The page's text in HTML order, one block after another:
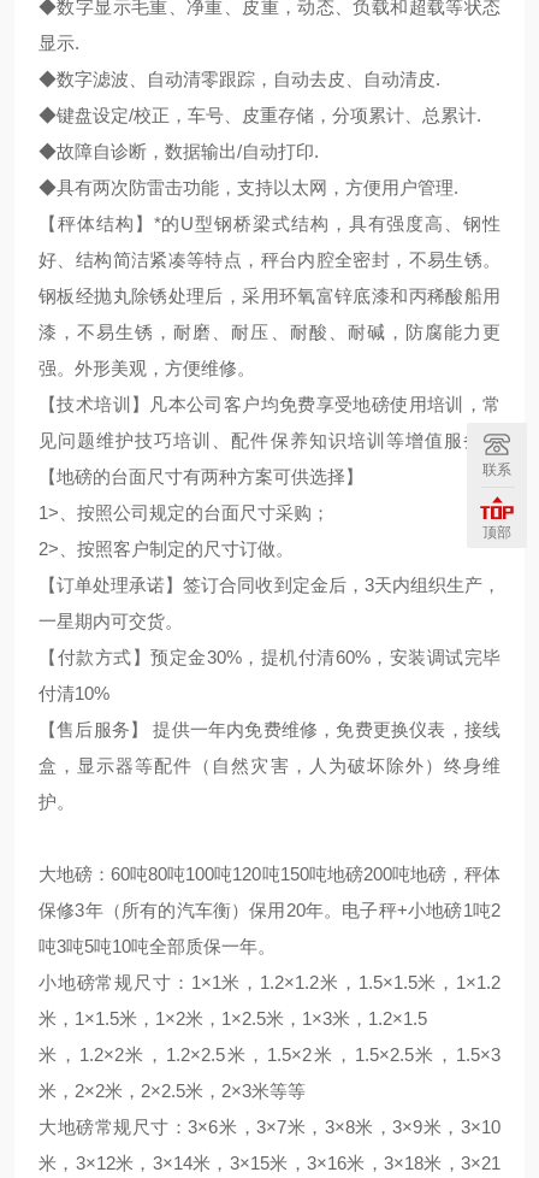
◆数字显示毛重、净重、皮重，动态、负载和超载等状态
显示.
◆数字滤波、自动清零跟踪，自动去皮、自动清皮.
◆键盘设定/校正，车号、皮重存储，分项累计、总累计.
◆故障自诊断，数据输出/自动打印.
◆具有两次防雷击功能，支持以太网，方便用户管理.
【秤体结构】*的U型钢桥梁式结构，具有强度高、钢性
好、结构简洁紧凑等特点，秤台内腔全密封，不易生锈。
钢板经抛丸除锈处理后，采用环氧富锌底漆和丙稀酸船用
漆，不易生锈，耐磨、耐压、耐酸、耐碱，防腐能力更
强。外形美观，方便维修。
【技术培训】凡本公司客户均免费享受地磅使用培训，常
见问题维护技巧培训、配件保养知识培训等增值服务。
【地磅的台面尺寸有两种方案可供选择】
1>、按照公司规定的台面尺寸采购；
2>、按照客户制定的尺寸订做。
【订单处理承诺】签订合同收到定金后，3天内组织生产，
一星期内可交货。
【付款方式】预定金30%，提机付清60%，安装调试完毕
付清10%
【售后服务】 提供一年内免费维修，免费更换仪表，接线
盒，显示器等配件（自然灾害，人为破坏除外）终身维
护。
大地磅：60吨80吨100吨120吨150吨地磅200吨地磅，秤体
保修3年（所有的汽车衡）保用20年。电子秤+小地磅1吨2
吨3吨5吨10吨全部质保一年。
小地磅常规尺寸：1×1米，1.2×1.2米，1.5×1.5米，1×1.2
米，1×1.5米，1×2米，1×2.5米，1×3米，1.2×1.5
米，1.2×2米，1.2×2.5米，1.5×2米，1.5×2.5米，1.5×3
米，2×2米，2×2.5米，2×3米等等
大地磅常规尺寸：3×6米，3×7米，3×8米，3×9米，3×10
米，3×12米，3×14米，3×15米，3×16米，3×18米，3×21
联系
顶部